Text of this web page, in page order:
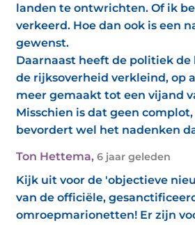
landen te ontwrichten. Of ik
verkeerd. Hoe dan ook is een
gewenst.
Daarnaast heeft de politiek
de rijksoverheid verkleind, op
meer gemaakt tot een vijand
Misschien is dat geen
bevordert wel het nadenken
Ton Hettema, 6 jaar geleden
Kijk uit voor de 'objectieve
van de officiële,
omroepmarionetten! Er zijn